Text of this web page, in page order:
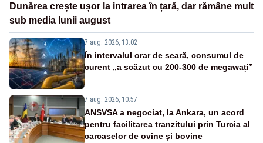
Dunărea crește ușor la intrarea în țară, dar rămâne mult
sub media lunii august
7 aug. 2026, 13:02
În intervalul orar de seară, consumul de
curent „a scăzut cu 200-300 de megawați”
7 aug. 2026, 10:57
ANSVSA a negociat, la Ankara, un acord
pentru facilitarea tranzitului prin Turcia al
carcaselor de ovine și bovine